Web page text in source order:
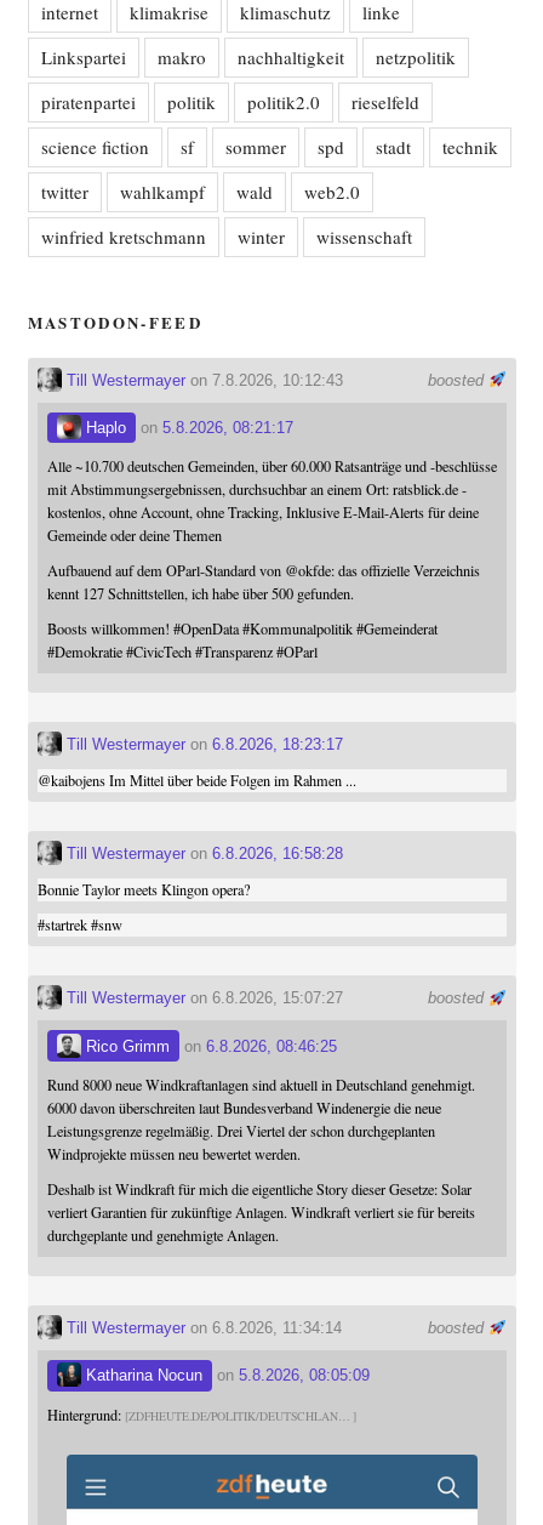
internet klimakrise klimaschutz
linke
Linkspartei
makro nachhaltigkeit
netzpolitik
piratenpartei
politik politik2.0
rieselfeld
science fiction
sf sommer spd stadt
technik
twitter
wahlkampf wald
web2.0
winfried kretschmann
winter wissenschaft
MASTODON-FEED
boosted
Till Westermayeron 7.8.2026, 10:12:43
Haplo on 5.8.2026, 08:21:17
Alle ~10.700 deutschen Gemeinden, über 60.000 Ratsanträge und -beschlüsse
mit Abstimmungsergebnissen, durchsuchbar an einem Ort: ratsblick.de -
kostenlos, ohne Account, ohne Tracking, Inklusive E-Mail-Alerts für deine
Gemeinde oder deine Themen
Aufbauend auf dem OParl-Standard von @okfde: das offizielle Verzeichnis
kennt 127 Schnittstellen, ich habe über 500 gefunden.
Boosts willkommen! #OpenData #Kommunalpolitik #Gemeinderat
#Demokratie #CivicTech #Transparenz #OParl
Till Westermayeron 6.8.2026, 18:23:17
@kaibojensIm Mittel über beide Folgen im Rahmen ...
Till Westermayeron 6.8.2026, 16:58:28
Bonnie Taylor meets Klingon opera?
#startrek #snw
boosted
Till Westermayeron 6.8.2026, 15:07:27
Rico Grimm on 6.8.2026, 08:46:25
Rund 8000 neue Windkraftanlagen sind aktuell in Deutschland genehmigt.
6000 davon überschreiten laut Bundesverband Windenergie die neue
Leistungsgrenze regelmäßig. Drei Viertel der schon durchgeplanten
Windprojekte müssen neu bewertet werden.
Deshalb ist Windkraft für mich die eigentliche Story dieser Gesetze: Solar
verliert Garantien für zukünftige Anlagen. Windkraft verliert sie für bereits
durchgeplante und genehmigte Anlagen.
boosted
Till Westermayeron 6.8.2026, 11:34:14
Katharina Nocun on 5.8.2026, 08:05:09
Hintergrund: ZDFHEUTE.DE/POLITIK/DEUTSCHLAN